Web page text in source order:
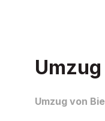
Umzug von